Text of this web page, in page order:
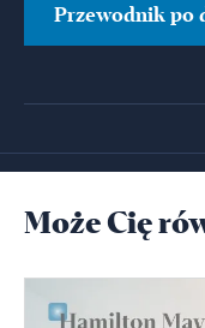
Przewodnik po
Może Cię